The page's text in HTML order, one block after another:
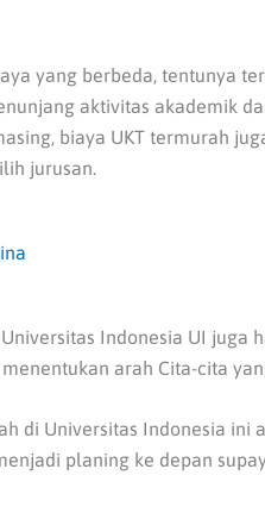
yang berbeda, tentunya
aktivitas akademik
biaya UKT termurah
jurusan.
Indonesia UI juga
arah Cita-cita
di Universitas Indonesia
planing ke depan